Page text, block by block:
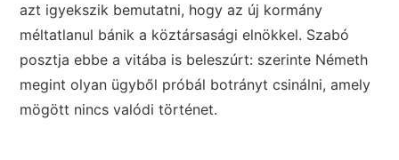
azt igyekszik bemutatni, hogy az új kormány
méltatlanul bánik a köztársasági elnökkel. Szabó
posztja ebbe a vitába is beleszúrt: szerinte Németh
megint olyan ügyből próbál botrányt csinálni, amely
mögött nincs valódi történet.